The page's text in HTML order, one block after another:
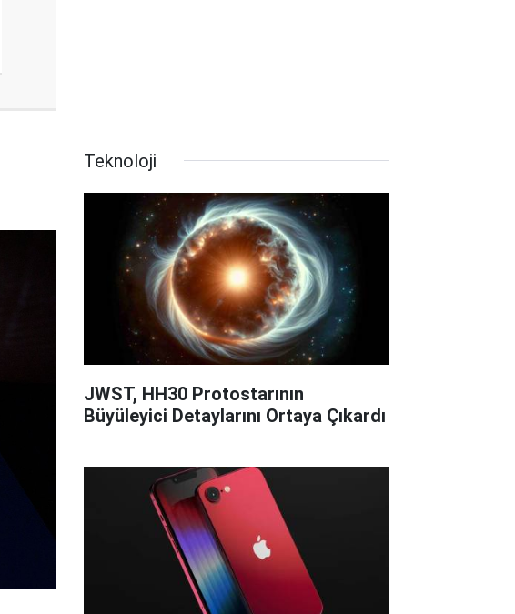
Teknoloji
JWST, HH30 Protostarının
Büyüleyici Detaylarını Ortaya Çıkardı